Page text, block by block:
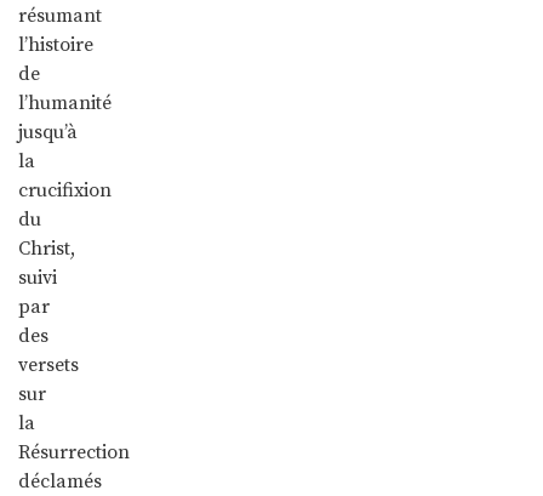
résumant
l’histoire
de
l’humanité
jusqu’à
la
crucifixion
du
Christ,
suivi
par
des
versets
sur
la
Résurrection
déclamés